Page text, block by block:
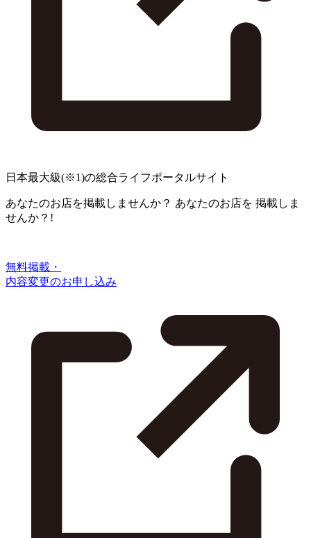
日本最大級(※1)の総合ライフポータルサイト
あなたのお店を掲載しませんか？ あなたのお店を 掲載しま
せんか？!
無料掲載・
内容変更のお申し込み